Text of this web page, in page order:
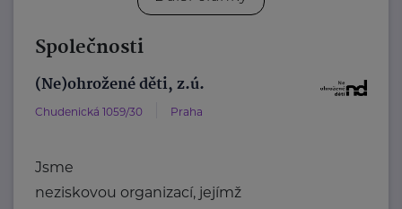
Společnosti
(Ne)ohrožené děti, z.ú.
Chudenická 1059/30 Praha
Jsme
neziskovou organizací, jejímž